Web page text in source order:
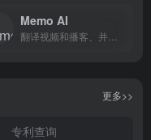
Memo AI
翻译视频和播客、并支持总结的工具
专利查询
更多>>